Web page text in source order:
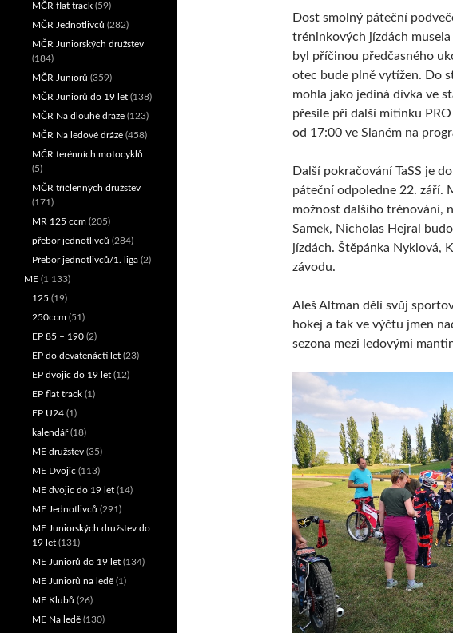
Dost smolný páteční
tréninkových jízdách
byl příčinou předčasného
otec bude plně vytížen. Do
mohla jako jediná dívka ve
přesile při další mítinku
od 17:00 ve Slaném na
Další pokračování TaSS je
páteční odpoledne 22. září.
možnost dalšího trénování,
Samek, Nicholas Hejral
jízdách. Štěpánka Nyklová,
závodu.
Aleš Altman dělí svůj
hokej a tak ve výčtu jmen
sezona mezi ledovými
MČR flat track (59)
MČR Jednotlivců (282)
MČR Juniorských družstev
(184)
MČR Juniorů (359)
MČR Juniorů do 19 let (138)
MČR Na dlouhé dráze (123)
MČR Na ledové dráze (458)
MČR terénních motocyklů
(5)
MČR tříčlenných družstev
(171)
MR 125 ccm (205)
přebor jednotlivců (284)
Přebor jednotlivců/1. liga (2)
ME (1 133)
125 (19)
250ccm (51)
EP 85 – 190 (2)
EP do devatenácti let (23)
EP dvojic do 19 let (12)
EP flat track (1)
EP U24 (1)
kalendář(18)
ME družstev (35)
ME Dvojic (113)
ME dvojic do 19 let (14)
ME Jednotlivců (291)
ME Juniorských družstev do
19 let (131)
ME Juniorů do 19 let (134)
ME Juniorů na ledě (1)
ME Klubů (26)
ME Na ledě (130)